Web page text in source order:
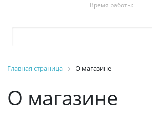
Время работы:
Главная страница О магазине
О магазине